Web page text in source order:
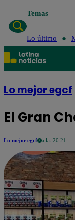
Temas
Lo último
Lo mejor egcf
El Gran
Lo mejor egcf a las 20:21